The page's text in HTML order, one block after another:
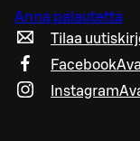
Anna palautetta
Tilaa
Facebook
Instagram